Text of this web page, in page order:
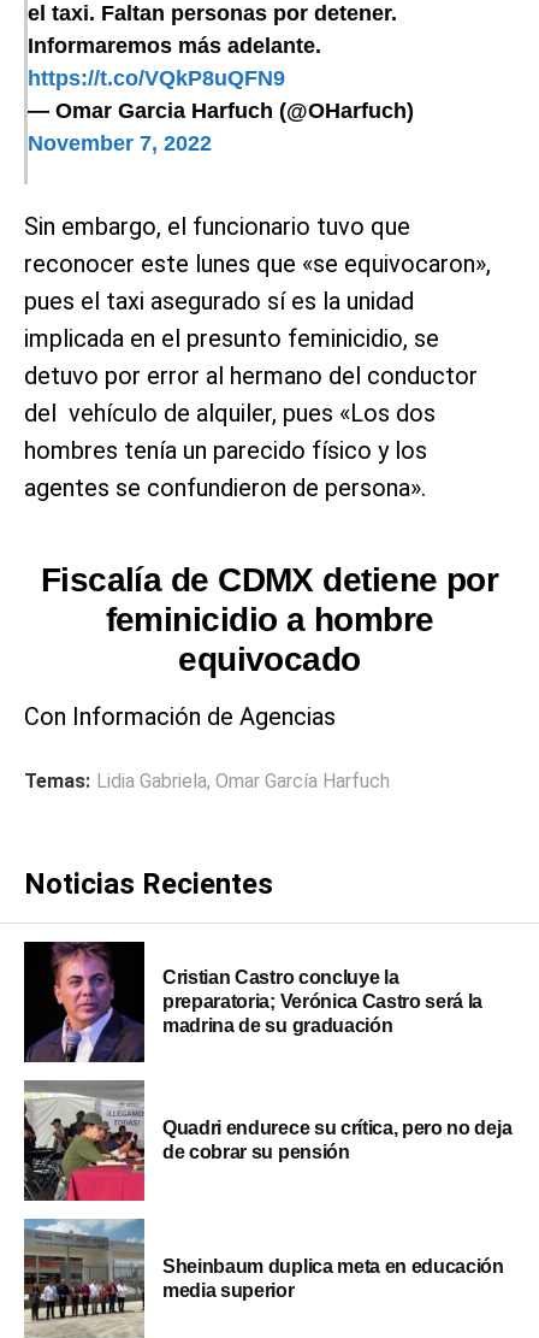
el taxi. Faltan personas por detener.
Informaremos más adelante.
https://t.co/VQkP8uQFN9
— Omar Garcia Harfuch (@OHarfuch)
November 7, 2022
Sin embargo, el funcionario tuvo que
reconocer este lunes que «se equivocaron»,
pues el taxi asegurado sí es la unidad
implicada en el presunto feminicidio, se
detuvo por error al hermano del conductor
del vehículo de alquiler, pues «Los dos
hombres tenía un parecido físico y los
agentes se confundieron de persona».
Fiscalía de CDMX detiene por
feminicidio a hombre
equivocado
Con Información de Agencias
Temas: Lidia Gabriela, Omar García Harfuch
Noticias Recientes
Cristian Castro concluye la
preparatoria; Verónica Castro será la
madrina de su graduación
Quadri endurece su crítica, pero no deja
de cobrar su pensión
Sheinbaum duplica meta en educación
media superior